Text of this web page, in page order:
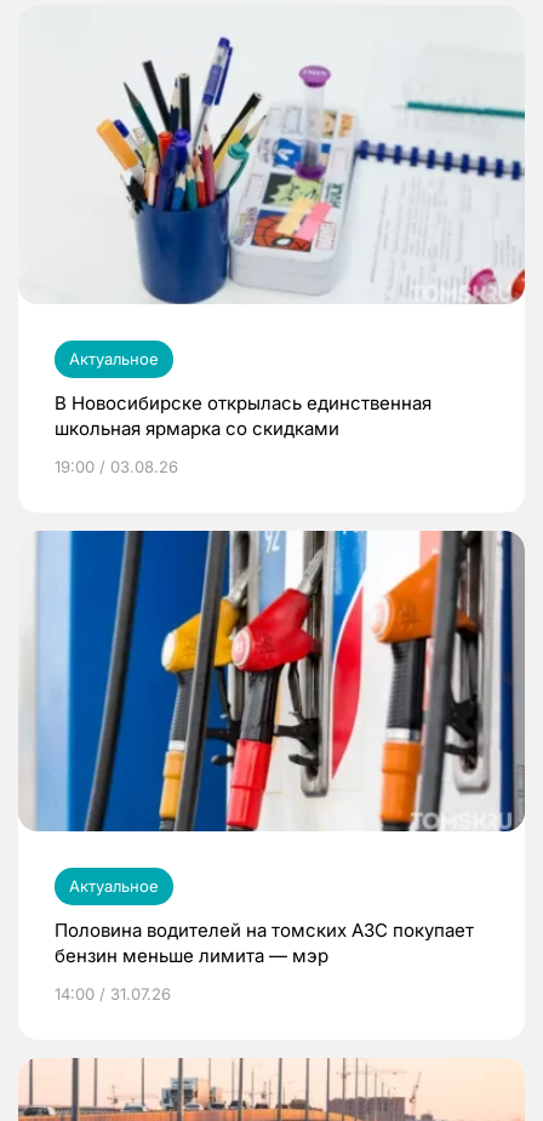
Актуальное
В Новосибирске открылась единственная
школьная ярмарка со скидками
19:00 / 03.08.26
Актуальное
Половина водителей на томских АЗС покупает
бензин меньше лимита — мэр
14:00 / 31.07.26